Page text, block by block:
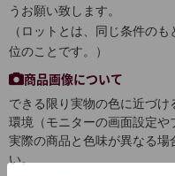
うお願い致します。
（ロットとは、同じ条件の
位のことです。）
商品画像について
できる限り実物の色に近づ
環境（モニターの画面設定や
実際の商品と色味が異なる場
い。